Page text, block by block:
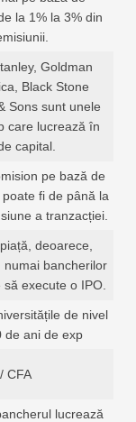
la 1% la 3% din
Goldman
Black Stone
Sons sunt unele
care lucrează în
capital.
pe bază de
fi de până la
a tranzacției.
deoarece,
bancherilor
execute o IPO.
de nivel
de ani de exp
CFA
lucrează